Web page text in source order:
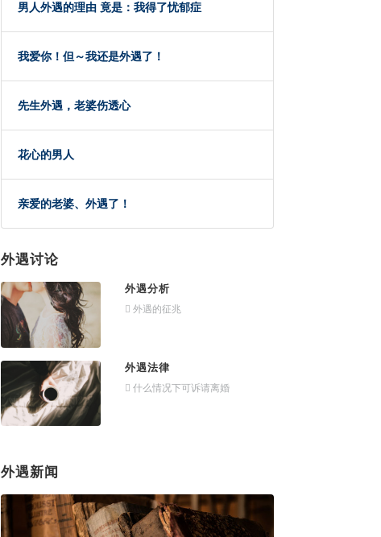
男人外遇的理由 竟是：我得了忧郁症
我爱你！但～我还是外遇了！
先生外遇，老婆伤透心
花心的男人
亲爱的老婆、外遇了！
外遇讨论
外遇分析
外遇的征兆
外遇法律
什么情况下可诉请离婚
外遇新闻